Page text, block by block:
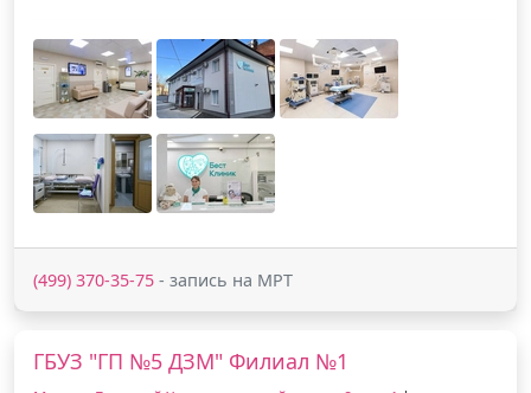
(499) 370-35-75 - запись на МРТ
ГБУЗ "ГП №5 ДЗМ" Филиал №1